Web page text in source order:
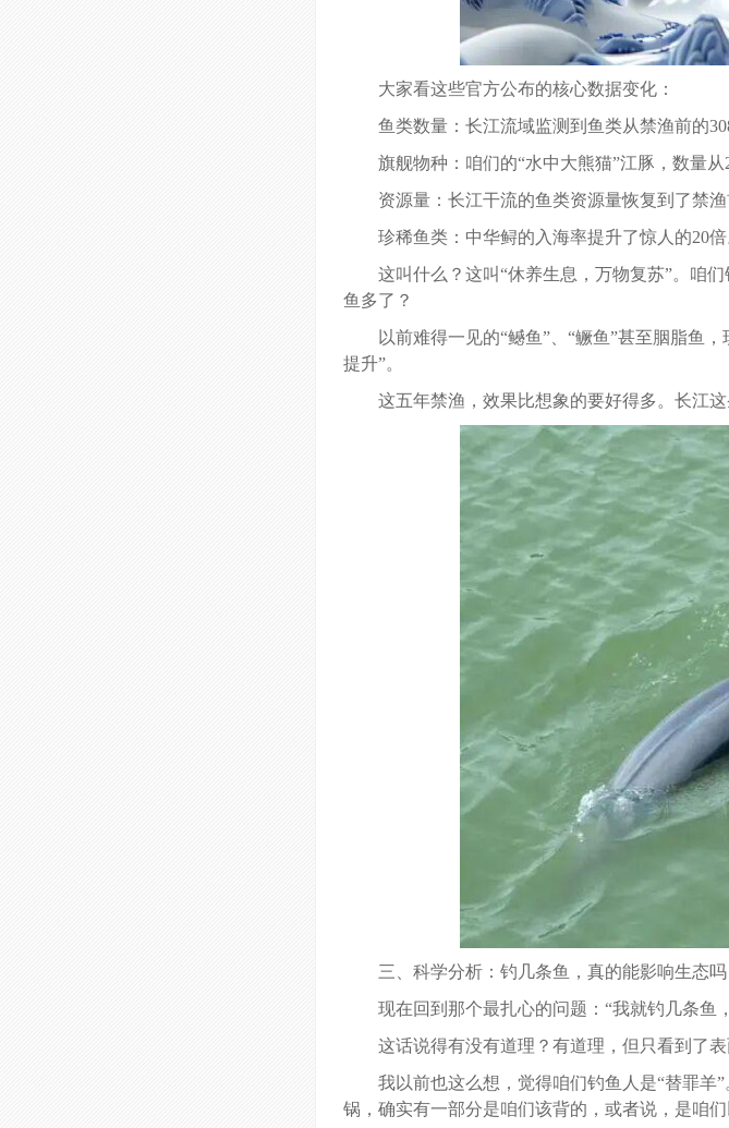
大家看这些官方公布的核心数据变化：
鱼类数量：长江流域监测到鱼类从禁渔前的
旗舰物种：咱们的“水中大熊猫”江豚，数量从
资源量：长江干流的鱼类资源量恢复到了禁渔
珍稀鱼类：中华鲟的入海率提升了惊人的20倍
这叫什么？这叫“休养生息，万物复苏”。咱
鱼多了？
以前难得一见的“鳡鱼”、“鳜鱼”甚至胭脂鱼
提升”。
这五年禁渔，效果比想象的要好得多。长江
三、科学分析：钓几条鱼，真的能影响生态吗
现在回到那个最扎心的问题：“我就钓几条鱼
这话说得有没有道理？有道理，但只看到了表
我以前也这么想，觉得咱们钓鱼人是“替罪羊
锅，确实有一部分是咱们该背的，或者说，是咱们